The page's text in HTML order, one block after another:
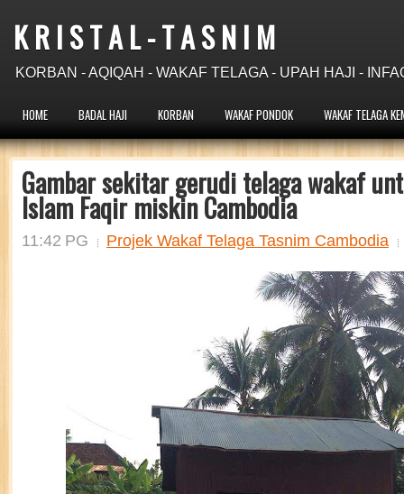
K R I S T A L - T A S N I M
KORBAN - AQIQAH - WAKAF TELAGA - UPAH HAJI -
HOME BADAL HAJI KORBAN WAKAF PONDOK WAKAF TELAGA
Gambar sekitar gerudi telaga wakaf
Islam Faqir miskin Cambodia
11:42 PG Projek Wakaf Telaga Tasnim Cambodia